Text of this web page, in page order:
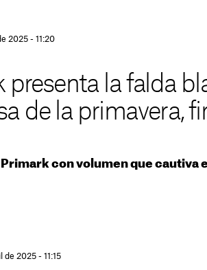
2025 - 11:20
presenta la falda
de la primavera,
Primark con volumen que cautiva
de 2025 - 11:15